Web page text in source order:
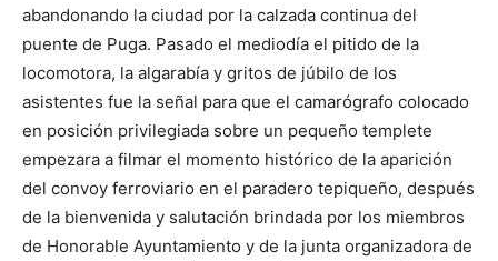
abandonando la ciudad por la calzada continua del
puente de Puga. Pasado el mediodía el pitido de la
locomotora, la algarabía y gritos de júbilo de los
asistentes fue la señal para que el camarógrafo colocado
en posición privilegiada sobre un pequeño templete
empezara a filmar el momento histórico de la aparición
del convoy ferroviario en el paradero tepiqueño, después
de la bienvenida y salutación brindada por los miembros
de Honorable Ayuntamiento y de la junta organizadora de